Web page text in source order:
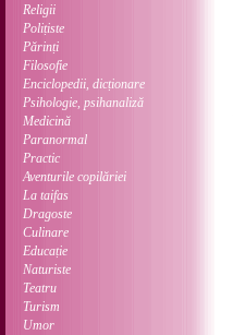
Religii
Polițiste
Părinți
Filosofie
Enciclopedii, dicționare
Psihologie, psihanaliză
Medicină
Paranormal
Practic
Aventurile copilăriei
La taifas
Dragoste
Culinare
Educație
Naturiste
Teatru
Turism
Umor